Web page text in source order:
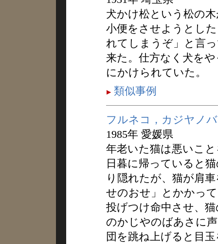
犬かけ松という松の
小便をさせようとし
れてしまうぞ」と言
来た。仕方なく犬を
にかけられていた。
類似事例
フルネコ，カジヤノ
1985年 愛媛県
年老いた猫は悪いこ
日暮に帰っていると
り隠れたが、猫が肩
せのおせ」とかかっ
投げつけ命中させ、
のかじやのばあさに
団を跳ね上げると目